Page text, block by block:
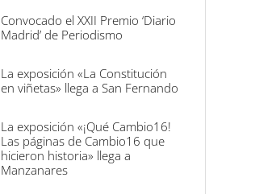
Convocado el XXII Premio ‘Diario
Madrid’ de Periodismo
La exposición «La Constitución
en viñetas» llega a San Fernando
La exposición «¡Qué Cambio16!
Las páginas de Cambio16 que
hicieron historia» llega a
Manzanares